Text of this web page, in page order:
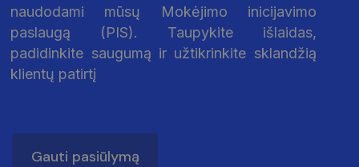
naudodami mūsų Mokėjimo inicijavimo
paslaugą (PIS). Taupykite išlaidas,
padidinkite saugumą ir užtikrinkite sklandžią
klientų patirtį
Gauti pasiūlymą